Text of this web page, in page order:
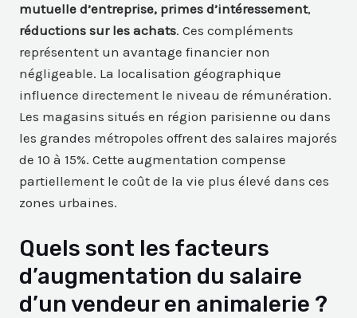
mutuelle d’entreprise, primes d’intéressement,
réductions sur les achats. Ces compléments
représentent un avantage financier non
négligeable. La localisation géographique
influence directement le niveau de rémunération.
Les magasins situés en région parisienne ou dans
les grandes métropoles offrent des salaires majorés
de 10 à 15%. Cette augmentation compense
partiellement le coût de la vie plus élevé dans ces
zones urbaines.
Quels sont les facteurs
d’augmentation du salaire
d’un vendeur en animalerie ?